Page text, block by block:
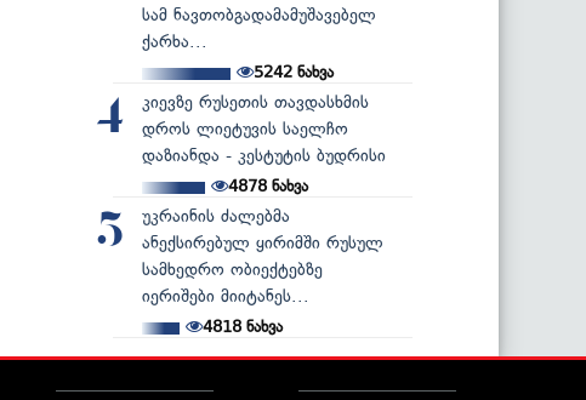
სამ ნავთობგადამამუშავებელ
ქარხა...
5242ნახვა
4
კიევზე რუსეთის თავდასხმის
დროს ლიეტუვის საელჩო
დაზიანდა - კესტუტის ბუდრისი
4878ნახვა
5
უკრაინის ძალებმა
ანექსირებულ ყირიმში რუსულ
სამხედრო ობიექტებზე
იერიშები მიიტანეს...
4818 ნახვა